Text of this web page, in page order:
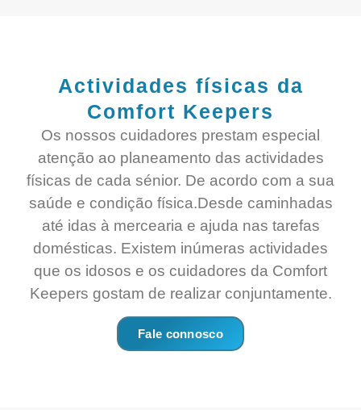
Fale connosco
Os nossos cuidadores prestam especial
atenção ao planeamento das actividades
físicas de cada sénior. De acordo com a sua
saúde e condição física.Desde caminhadas
até idas à mercearia e ajuda nas tarefas
domésticas. Existem inúmeras actividades
que os idosos e os cuidadores da Comfort
Keepers gostam de realizar conjuntamente.
Actividades físicas da
Comfort Keepers